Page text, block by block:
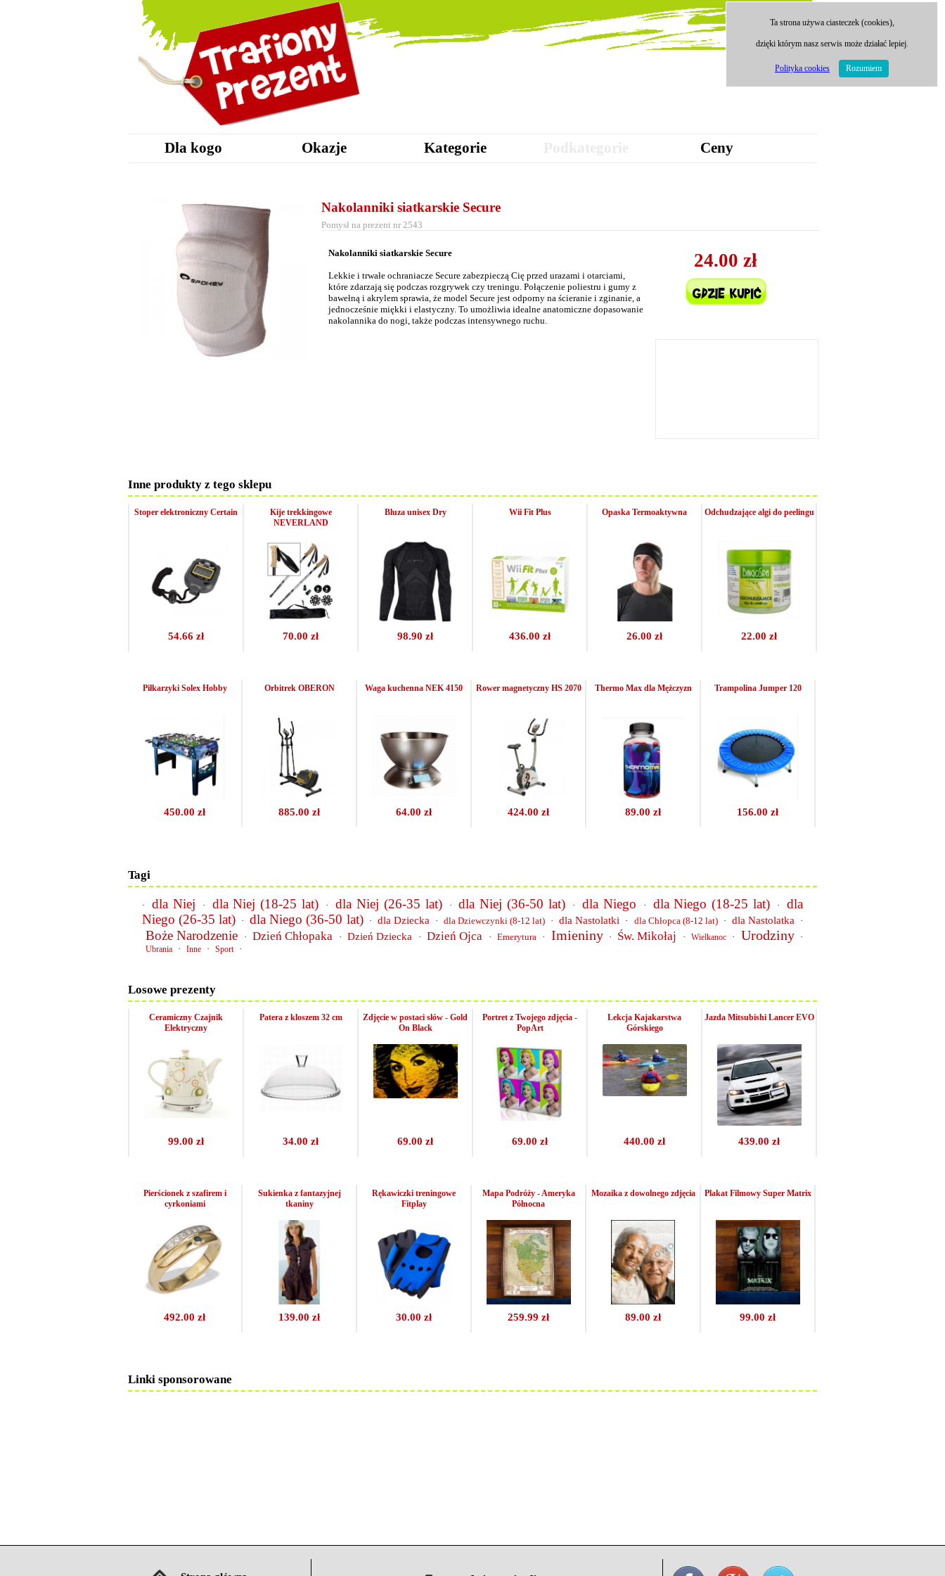
Dla kogo Okazje Kategorie Ceny
Nakolanniki siatkarskie Secure
Pomysł na prezent nr 2543
24.00 zł
Nakolanniki siatkarskie Secure
Lekkie i trwałe ochraniacze Secure zabezpieczą Cię przed urazami i otarciami,
które zdarzają się podczas rozgrywek czy treningu. Połączenie poliestru i gumy z
bawełną i akrylem sprawia, że model Secure jest odporny na ścieranie i zginanie, a
jednocześnie miękki i elastyczny. To umożliwia idealne anatomiczne dopasowanie
nakolannika do nogi, także podczas intensywnego ruchu.
Inne produkty z tego sklepu
54.66 zł
Stoper elektroniczny Certain
70.00 zł
Kije trekkingowe
NEVERLAND
98.90 zł
Bluza unisex Dry
436.00 zł
Wii Fit Plus
26.00 zł
Opaska Termoaktywna
22.00 zł
Odchudzające algi do peelingu
450.00 zł
Piłkarzyki Solex Hobby
885.00 zł
Orbitrek OBERON
64.00 zł
Waga kuchenna NEK 4150
424.00 zł
Rower magnetyczny HS 2070
89.00 zł
Thermo Max dla Mężczyzn
156.00 zł
Trampolina Jumper 120
Tagi
· dla Niej · dla Niej (18-25 lat) · dla Niej (26-35 lat) · dla Niej (36-50 lat) · dla Niego · dla Niego (18-25 lat) ·
dla
Niego (26-35 lat) · dla Niego (36-50 lat) · dla Dziecka · dla Dziewczynki (8-12 lat) · dla Nastolatki · dla Chłopca (8-12 lat) · dla Nastolatka ·
Boże Narodzenie · Dzień Chłopaka · Dzień Dziecka · Dzień Ojca · Emerytura · Imieniny · Św. Mikołaj · Wielkanoc · Urodziny ·
Ubrania · Inne · Sport ·
Losowe prezenty
99.00 zł
Ceramiczny Czajnik
Elektryczny
34.00 zł
Patera z kloszem 32 cm
69.00 zł
Zdjęcie w postaci słów - Gold
On Black
69.00 zł
Portret z Twojego zdjęcia -
PopArt
440.00 zł
Lekcja Kajakarstwa
Górskiego
439.00 zł
Jazda Mitsubishi Lancer EVO
492.00 zł
Pierścionek z szafirem i
cyrkoniami
139.00 zł
Sukienka z fantazyjnej
tkaniny
30.00 zł
Rękawiczki treningowe
Fitplay
259.99 zł
Mapa Podróży - Ameryka
Północna
89.00 zł
Mozaika z dowolnego zdjęcia
99.00 zł
Plakat Filmowy Super Matrix
Linki sponsorowane
Ta strona używa ciasteczek (cookies),
dzięki którym nasz serwis może działać lepiej.
Polityka cookies Rozumiem